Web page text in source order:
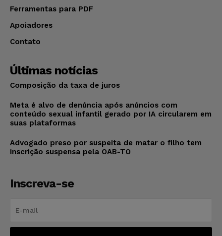
Ferramentas para PDF
Apoiadores
Contato
Últimas notícias
Composição da taxa de juros
Meta é alvo de denúncia após anúncios com
conteúdo sexual infantil gerado por IA circularem em
suas plataformas
Advogado preso por suspeita de matar o filho tem
inscrição suspensa pela OAB-TO
Inscreva-se